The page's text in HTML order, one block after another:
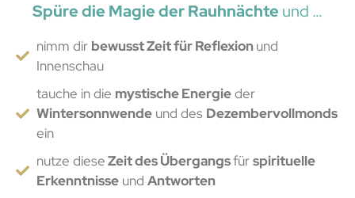
Spüre die Magie der Rauhnächte und …
nimm dir bewusst Zeit für Reflexionund
Innenschau
tauche in die mystische Energieder
Wintersonnwende und des Dezembervollmonds
ein
nutze dieseZeit des Übergangsfürspirituelle
Erkenntnisse undAntworten